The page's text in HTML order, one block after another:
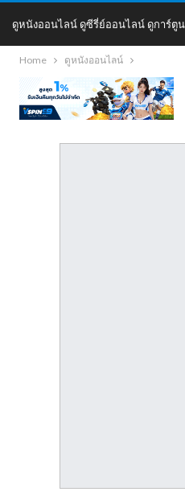
ดูหนังออนไลน์ ดูซีรี่ย์ออนไลน์ ดูการ์ตูน
DoDoNung
Home ดูหนังออนไลน์